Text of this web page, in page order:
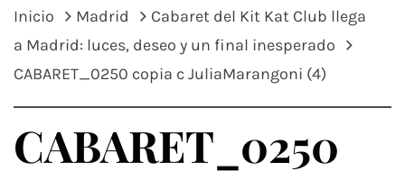
Inicio Madrid
Cabaret del Kit Kat Club llega
a Madrid: luces, deseo y un final inesperado
CABARET_0250 copia c JuliaMarangoni (4)
CABARET_0250